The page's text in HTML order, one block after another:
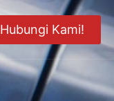
Hubungi Kami!